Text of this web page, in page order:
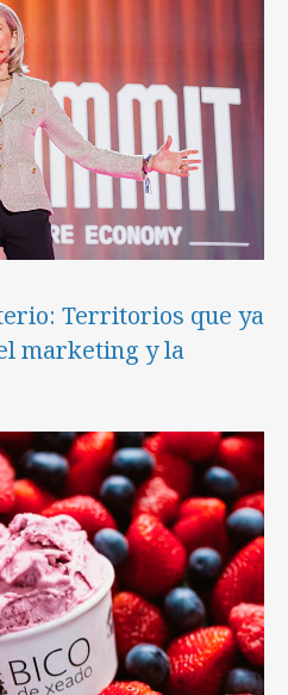
Territorios que ya
marketing y la